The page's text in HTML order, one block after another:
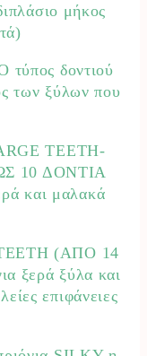
μήκος
τύπος δοντιού
των ξύλων που
TEETH-
10 ΔΟΝΤΙΑ
και μαλακά
(ΑΠΟ 14
ξερά ξύλα και
επιφάνειες